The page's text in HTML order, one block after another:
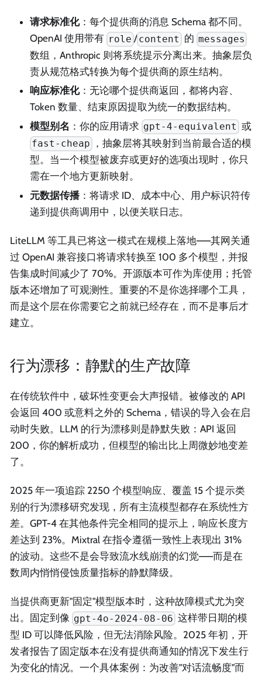
请求标准化：每个提供商的消息 Schema 都不同。
OpenAI 使用带有 role / content 的 messages
数组，Anthropic 则将系统提示分离出来。抽象层负
责从规范格式转换为每个提供商的原生结构。
响应标准化：无论哪个提供商返回，都将内容、
Token 数量、结束原因提取为统一的数据结构。
模型别名 ：你的应用请求 gpt-4-equivalent 或
fast-cheap
，抽象层将其映射到当前最合适的模
型。当一个模型被废弃或更好的选项出现时，你只
需在一个地方更新映射。
元数据传播：将请求 ID、成本中心、用户标识符传
递到提供商调用中，以便关联日志。
LiteLLM 等工具已将这一模式在规模上落地——其网关通
过 OpenAI 兼容接口将请求转换至 100 多个模型，并报
告集成时间减少了 70%。开源版本可作为库使用；托管
版本还增加了可观测性。重要的不是你选择哪个工具，
而是这个层在你需要它之前就已经存在，而不是事后才
建立。
行为漂移：静默的生产故障
在传统软件中，破坏性变更会大声报错。被修改的 API
会返回 400 或意料之外的 Schema，错误的导入会在启
动时失败。LLM 的行为漂移则是静默失败：API 返回
200，你的解析成功，但模型的输出比上周微妙地变差
了。
2025 年一项追踪 2250 个模型响应、覆盖 15 个提示类
别的行为漂移研究发现，所有主流模型都存在系统性方
差。GPT-4 在其他条件完全相同的提示上，响应长度方
差达到 23%。Mixtral 在指令遵循一致性上表现出 31%
的波动。这些不是会导致流水线崩溃的幻觉——而是在
数周内悄悄侵蚀质量指标的静默降级。
当提供商更新"固定"模型版本时，这种故障模式尤为突
出。固定到像 gpt-4o-2024-08-06 这样带日期的模
型 ID 可以降低风险，但无法消除风险。2025 年初，开
发者报告了固定版本在没有提供商通知的情况下发生行
为变化的情况。一个具体案例：为改善"对话流畅度"而